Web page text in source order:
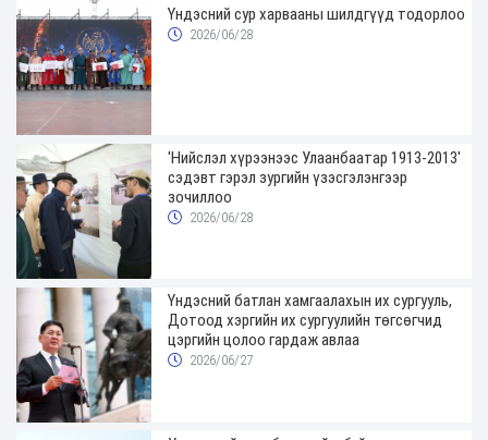
Үндэсний сур харвааны шилдгүүд тодорлоо
2026/06/28
'Нийслэл хүрээнээс Улаанбаатар 1913-2013'
сэдэвт гэрэл зургийн үзэсгэлэнгээр
зочиллоо
2026/06/28
Үндэсний батлан хамгаалахын их сургууль,
Дотоод хэргийн их сургуулийн төгсөгчид
цэргийн цолоо гардаж авлаа
2026/06/27